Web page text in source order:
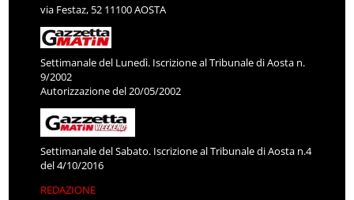
via Festaz, 52 11100 AOSTA
Settimanale del Lunedì. Iscrizione al Tribunale di Aosta n.
9/2002
Autorizzazione del 20/05/2002
Settimanale del Sabato. Iscrizione al Tribunale di Aosta n.4
del 4/10/2016
REDAZIONE